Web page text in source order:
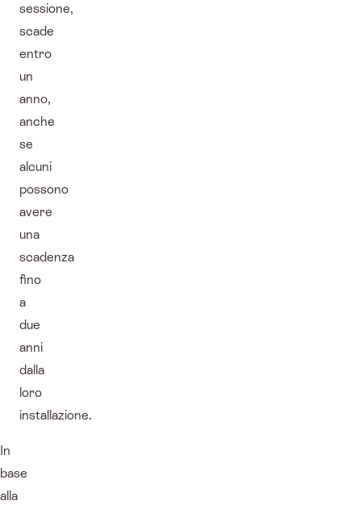
sessione,
scade
entro
un
anno,
anche
se
alcuni
possono
avere
una
scadenza
fino
a
due
anni
dalla
loro
installazione.
In
base
alla